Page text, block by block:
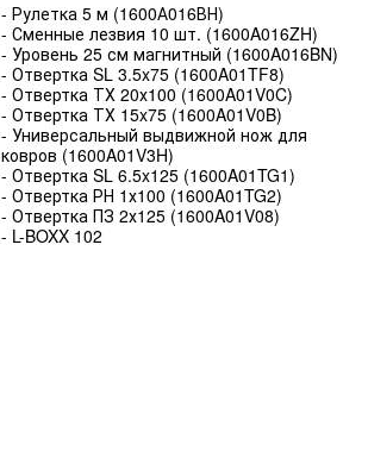
- Рулетка 5 м (1600А016ВН)
- Сменные лезвия 10 шт. (1600A016ZH)
- Уровень 25 см магнитный (1600A016BN)
- Отвертка SL 3.5x75 (1600A01TF8)
- Отвертка ТХ 20х100 (1600A01V0C)
- Отвертка ТХ 15x75 (1600A01V0B)
- Универсальный выдвижной нож для
ковров (1600A01V3H)
- Отвертка SL 6.5x125 (1600A01TG1)
- Отвертка РН 1х100 (1600A01TG2)
- Отвертка ПЗ 2х125 (1600A01V08)
- L-BOXX 102